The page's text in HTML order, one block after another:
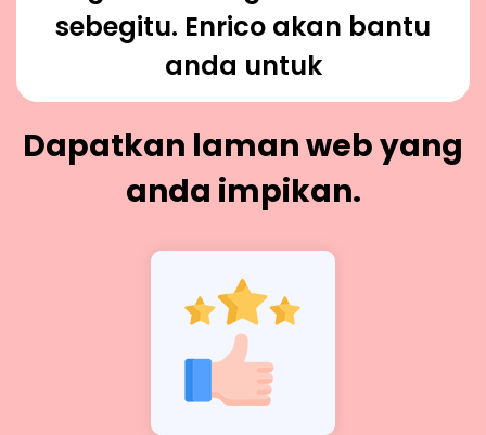
sebegitu. Enrico akan bantu
anda untuk
Dapatkan laman web yang
anda impikan.